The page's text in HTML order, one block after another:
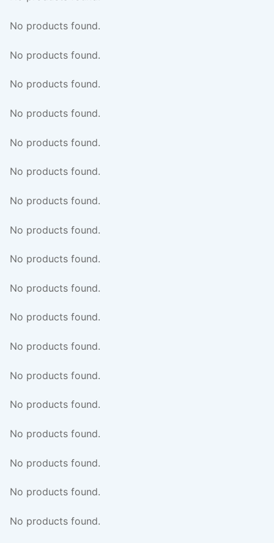
No products found.
No products found.
No products found.
No products found.
No products found.
No products found.
No products found.
No products found.
No products found.
No products found.
No products found.
No products found.
No products found.
No products found.
No products found.
No products found.
No products found.
No products found.